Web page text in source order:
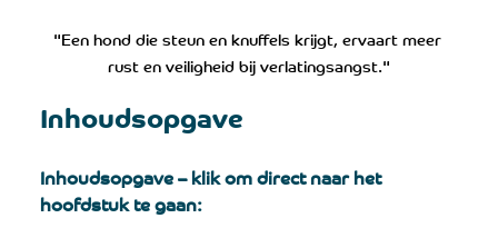
"Een hond die steun en knuffels krijgt, ervaart meer
rust en veiligheid bij verlatingsangst."
Inhoudsopgave
Inhoudsopgave – klik om direct naar het
hoofdstuk te gaan: